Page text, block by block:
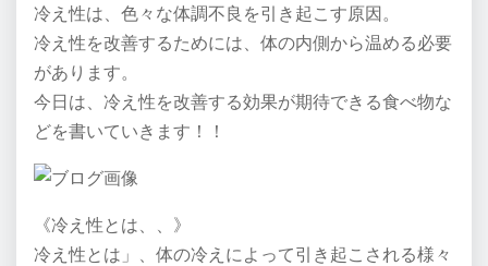
冷え性は、色々な体調不良を引き起こす原因。
冷え性を改善するためには、体の内側から温める必要
があります。
今日は、冷え性を改善する効果が期待できる食べ物な
どを書いていきます！！
《冷え性とは、、》
冷え性とは」、体の冷えによって引き起こされる様々